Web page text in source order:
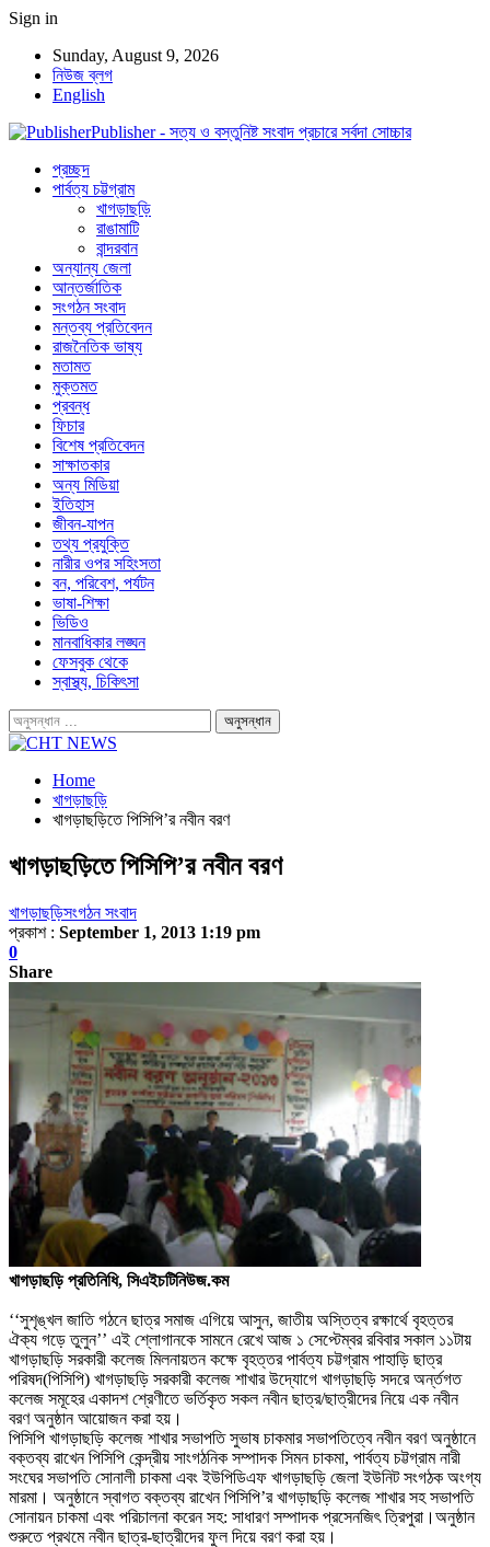
Sign in
Sunday, August 9, 2026
নিউজ ব্লগ
English
Publisher - সত্য ও বস্তুনিষ্ট সংবাদ প্রচারে সর্বদা সোচ্চার
প্রচ্ছদ
পার্বত্য চট্টগ্রাম
খাগড়াছড়ি
রাঙামাটি
বান্দরবান
অন্যান্য জেলা
আন্তর্জাতিক
সংগঠন সংবাদ
মন্তব্য প্রতিবেদন
রাজনৈতিক ভাষ্য
মতামত
মুক্তমত
প্রবন্ধ
ফিচার
বিশেষ প্রতিবেদন
সাক্ষাতকার
অন্য মিডিয়া
ইতিহাস
জীবন-যাপন
তথ্য প্রযুক্তি
নারীর ওপর সহিংসতা
বন, পরিবেশ, পর্যটন
ভাষা-শিক্ষা
ভিডিও
মানবাধিকার লঙ্ঘন
ফেসবুক থেকে
স্বাস্থ্য, চিকিৎসা
Home
খাগড়াছড়ি
খাগড়াছড়িতে পিসিপি’র নবীন বরণ
খাগড়াছড়িতে পিসিপি’র নবীন বরণ
খাগড়াছড়িসংগঠন সংবাদ
প্রকাশ : September 1, 2013 1:19 pm
0
Share
খাগড়াছড়ি প্রতিনিধি, সিএইচটিনিউজ.কম
‘‘সুশৃঙ্খল জাতি গঠনে ছাত্র সমাজ এগিয়ে আসুন, জাতীয় অস্তিত্ব রক্ষার্থে বৃহত্তর
ঐক্য গড়ে তুলুন’’ এই শ্লোগানকে সামনে রেখে আজ ১ সেপ্টেম্বর রবিবার সকাল ১১টায়
খাগড়াছড়ি সরকারী কলেজ মিলনায়তন কক্ষে বৃহত্তর পার্বত্য চট্টগ্রাম পাহাড়ি ছাত্র
পরিষদ(পিসিপি) খাগড়াছড়ি সরকারী কলেজ শাখার উদ্যোগে খাগড়াছড়ি সদরে অর্ন্তগত
কলেজ সমূহের একাদশ শ্রেণীতে ভর্তিকৃত সকল নবীন ছাত্র/ছাত্রীদের নিয়ে এক নবীন
বরণ অনুষ্ঠান আয়োজন করা হয়।
পিসিপি খাগড়াছড়ি কলেজ শাখার সভাপতি সুভাষ চাকমার সভাপতিত্বে নবীন বরণ অনুষ্ঠানে
বক্তব্য রাখেন পিসিপি কেন্দ্রীয় সাংগঠনিক সম্পাদক সিমন চাকমা, পার্বত্য চট্টগ্রাম নারী
সংঘের সভাপতি সোনালী চাকমা এবং ইউপিডিএফ খাগড়াছড়ি জেলা ইউনিট সংগঠক অংগ্য
মারমা। অনুষ্ঠানে স্বাগত বক্তব্য রাখেন পিসিপি’র খাগড়াছড়ি কলেজ শাখার সহ সভাপতি
সোনায়ন চাকমা এবং পরিচালনা করেন সহ: সাধারণ সম্পাদক প্রসেনজিৎত্রিপুরা। অনুষ্ঠান
শুরুতে প্রথমে নবীন ছাত্র-ছাত্রীদের ফুল দিয়ে বরণ করা হয়।